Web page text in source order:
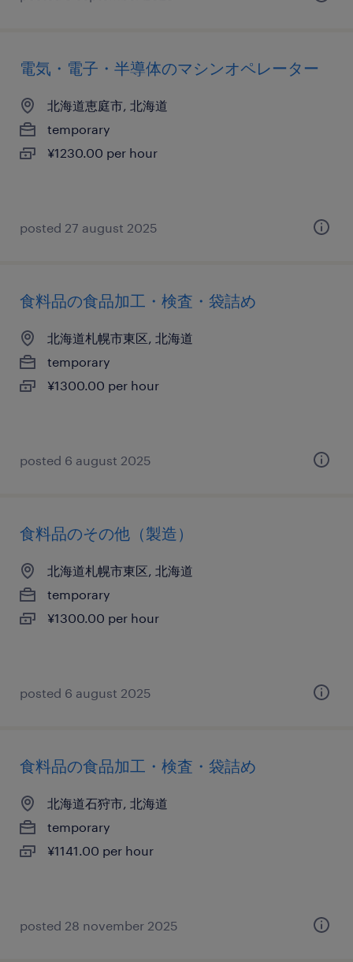
電気・電子・半導体のマシンオペレーター
北海道恵庭市, 北海道
temporary
¥1230.00 per hour
posted 27 august 2025
食料品の食品加工・検査・袋詰め
北海道札幌市東区, 北海道
temporary
¥1300.00 per hour
posted 6 august 2025
食料品のその他（製造）
北海道札幌市東区, 北海道
temporary
¥1300.00 per hour
posted 6 august 2025
食料品の食品加工・検査・袋詰め
北海道石狩市, 北海道
temporary
¥1141.00 per hour
posted 28 november 2025